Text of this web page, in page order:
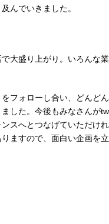
んでいきました。
大盛り上がり。いろんな
フォローし合い、どんど
した。今後もみなさんが
スへとつなげていただけれ
ますので、面白い企画を